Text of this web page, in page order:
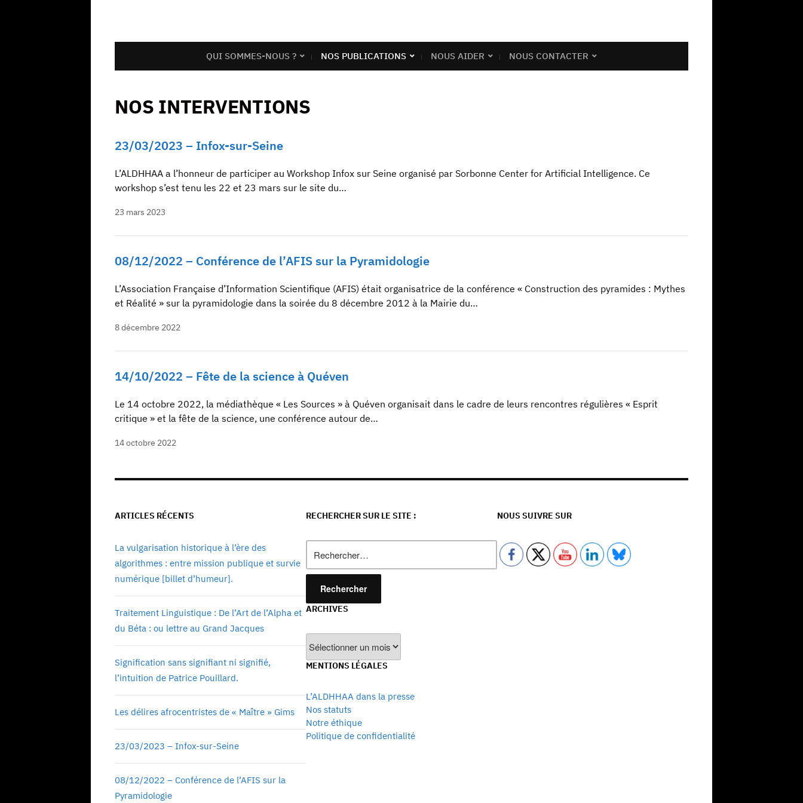
QUI SOMMES-NOUS ? NOS PUBLICATIONS NOUS AIDER NOUS CONTACTER
NOS INTERVENTIONS
23/03/2023 – Infox-sur-Seine
L’ALDHHAA a l’honneur de participer au Workshop Infox sur Seine organisé par Sorbonne Center for Artificial Intelligence. Ce
workshop s’est tenu les 22 et 23 mars sur le site du…
23 mars 2023
08/12/2022 – Conférence de l’AFIS sur la Pyramidologie
L’Association Française d’Information Scientifique (AFIS) était organisatrice de la conférence « Construction des pyramides : Mythes
et Réalité » sur la pyramidologie dans la soirée du 8 décembre 2012 à la Mairie du…
8 décembre 2022
14/10/2022 – Fête de la science à Quéven
Le 14 octobre 2022, la médiathèque « Les Sources » à Quéven organisait dans le cadre de leurs rencontres régulières « Esprit
critique » et la fête de la science, une conférence autour de…
14 octobre 2022
ARTICLES RÉCENTS
La vulgarisation historique à l’ère des
algorithmes : entre mission publique et survie
numérique [billet d’humeur].
Traitement Linguistique : De l’Art de l’Alpha et
du Béta : ou lettre au Grand Jacques
Signification sans signifiant ni signifié,
l’intuition de Patrice Pouillard.
Les délires afrocentristes de « Maître » Gims
23/03/2023 – Infox-sur-Seine
08/12/2022 – Conférence de l’AFIS sur la
Pyramidologie
RECHERCHER SUR LE SITE :
ARCHIVES
MENTIONS LÉGALES
L’ALDHHAA dans la presse
Nos statuts
Notre éthique
Politique de confidentialité
NOUS SUIVRE SUR